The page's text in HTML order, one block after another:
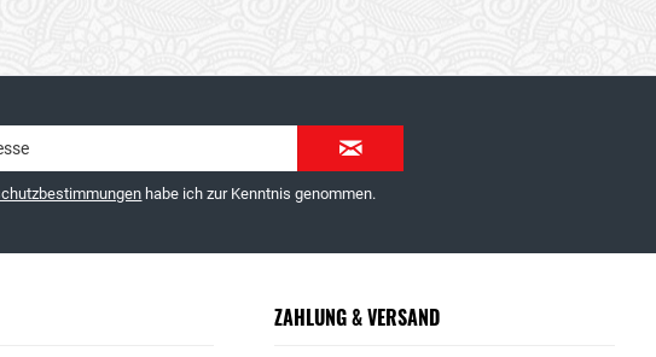
habe ich zur Kenntnis genommen.
ZAHLUNG & VERSAND